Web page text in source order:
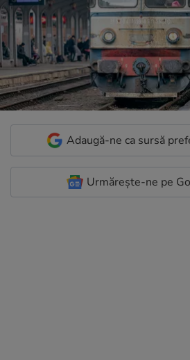
Adaugă-ne ca sursă
Urmărește-ne pe